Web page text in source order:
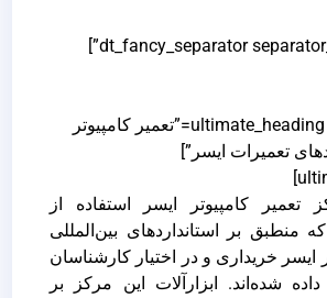
[ultimate_heading main_heading=”تعمیر کامپیوتر
تعمیرات ایسر”]
تعمیر کامپیوتر ایسر استفاده از
منطبق بر استانداردهای بین‌المللی
ایسر خریداری و در اختیار کارشناسان
شده‌اند. ابزارآلات این مرکز بر